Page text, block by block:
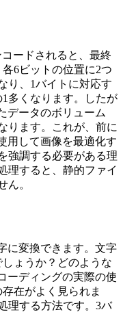
ードされると、最終
6ビットの位置に2つ
り、1バイトに対応す
多くなります。したが
データのボリューム
ります。これが、前に
用して画像を最適化す
強調する必要がある理
理すると、静的ファイ
ん。
に変換できます。文字
ょうか？どのような
ーディングの実際の使
在がよく見られま
理する方法です。3バ